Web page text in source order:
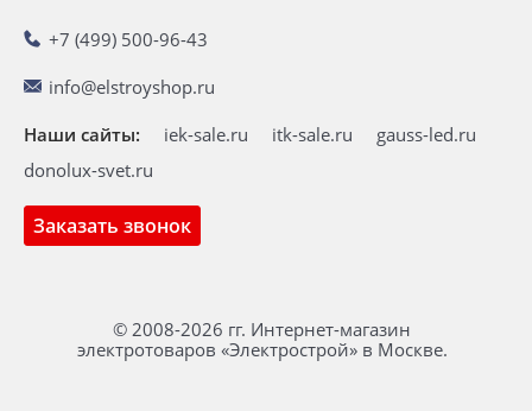
+7 (499) 500-96-43
info@elstroyshop.ru
Заказать звонок
Наши сайты: iek-sale.ru itk-sale.ru
gauss-led.ru
donolux-svet.ru
© 2008-2026 гг. Интернет-магазин
электротоваров «Электрострой» в Москве.